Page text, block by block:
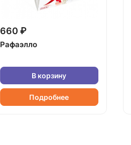
660 ₽
Рафаэлло
В корзину
Подробнее